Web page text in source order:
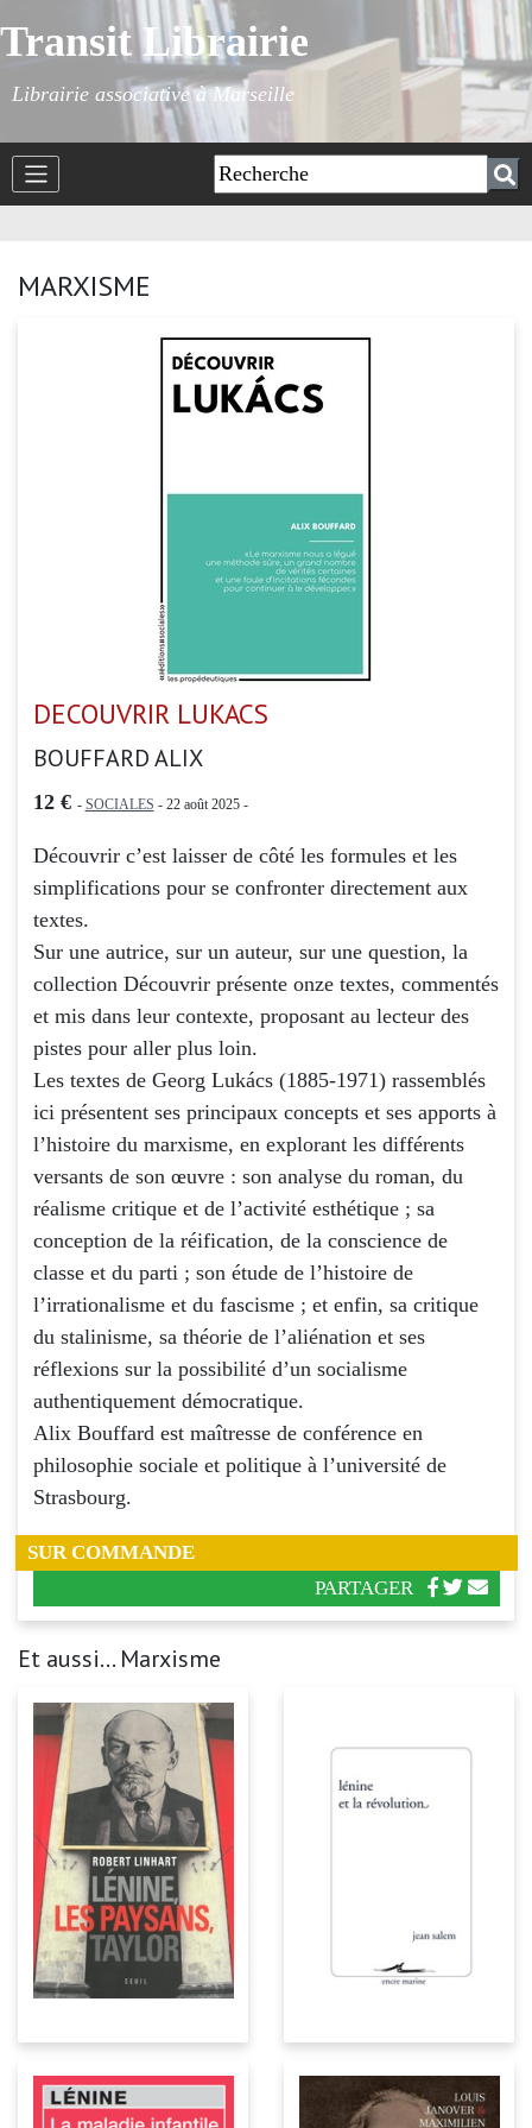
Transit Librairie
Librairie associative à Marseille
MARXISME
DECOUVRIR LUKACS
BOUFFARD ALIX
12 € - SOCIALES - 22 août 2025 -
Découvrir c’est laisser de côté les formules et les
simplifications pour se confronter directement aux
textes.
Sur une autrice, sur un auteur, sur une question, la
collection Découvrir présente onze textes, commentés
et mis dans leur contexte, proposant au lecteur des
pistes pour aller plus loin.
Les textes de Georg Lukács (1885-1971) rassemblés
ici présentent ses principaux concepts et ses apports à
l’histoire du marxisme, en explorant les différents
versants de son œuvre : son analyse du roman, du
réalisme critique et de l’activité esthétique ; sa
conception de la réification, de la conscience de
classe et du parti ; son étude de l’histoire de
l’irrationalisme et du fascisme ; et enfin, sa critique
du stalinisme, sa théorie de l’aliénation et ses
réflexions sur la possibilité d’un socialisme
authentiquement démocratique.
Alix Bouffard est maîtresse de conférence en
philosophie sociale et politique à l’université de
Strasbourg.
SUR COMMANDE
PARTAGER
Et aussi... Marxisme